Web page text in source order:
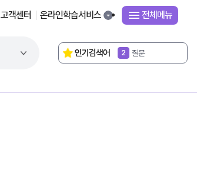
고객센터 온라인학습서비스 전체메뉴
인기검색어
1 독서로
2 질문
3 연구대회